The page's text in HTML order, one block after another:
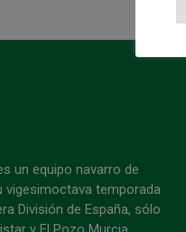
un equipo navarro de
vigesimoctava temporada
División de España, sólo